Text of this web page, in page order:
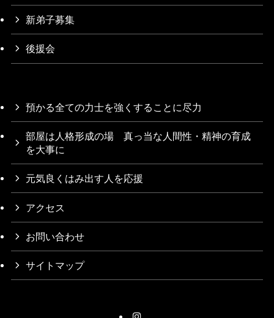
新弟子募集
後援会
預かる全ての力士を強くすることに尽力
部屋は人格形成の場 真っ当な人間性・精神の育成
を大事に
元気良くはみ出す人を応援
アクセス
お問い合わせ
サイトマップ